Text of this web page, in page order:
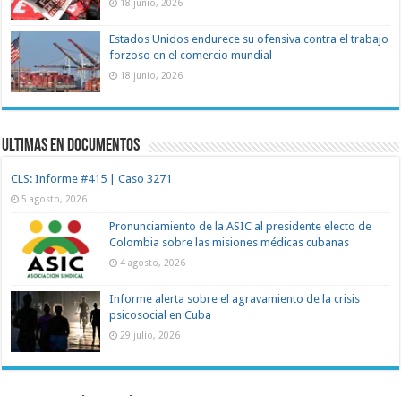
18 junio, 2026
Estados Unidos endurece su ofensiva contra el trabajo
forzoso en el comercio mundial
18 junio, 2026
Ultimas en documentos
CLS: Informe #415 | Caso 3271
5 agosto, 2026
Pronunciamiento de la ASIC al presidente electo de
Colombia sobre las misiones médicas cubanas
4 agosto, 2026
Informe alerta sobre el agravamiento de la crisis
psicosocial en Cuba
29 julio, 2026